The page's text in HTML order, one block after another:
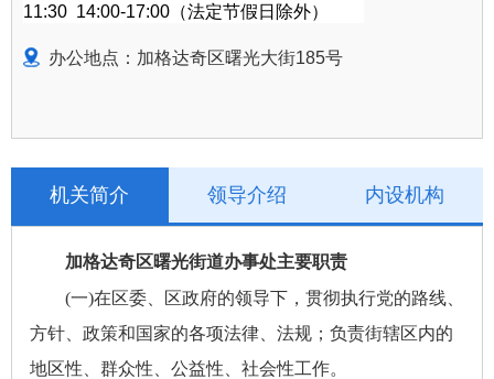
11:30 14:00-17:00（法定节假日除外）
办公地点：加格达奇区曙光大街185号
机关简介 领导介绍 内设机构
加格达奇区曙光街道办事处主要职责
(一)在区委、区政府的领导下，贯彻执行党的路线、
方针、政策和国家的各项法律、法规；负责街辖区内的
地区性、群众性、公益性、社会性工作。